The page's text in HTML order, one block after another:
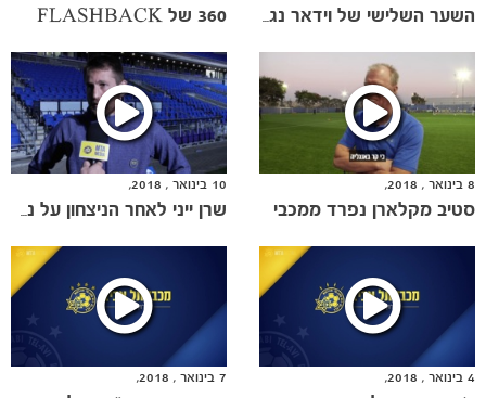
360 של FLASHBACK
השער השלישי של וידאר נגד נתניה
10 בינואר , 2018,
8 בינואר , 2018,
סטיב מקלארן נפרד ממכבי
7 בינואר , 2018,
4 בינואר , 2018,